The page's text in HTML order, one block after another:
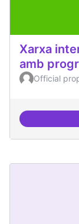
Xarxa
amb
Official